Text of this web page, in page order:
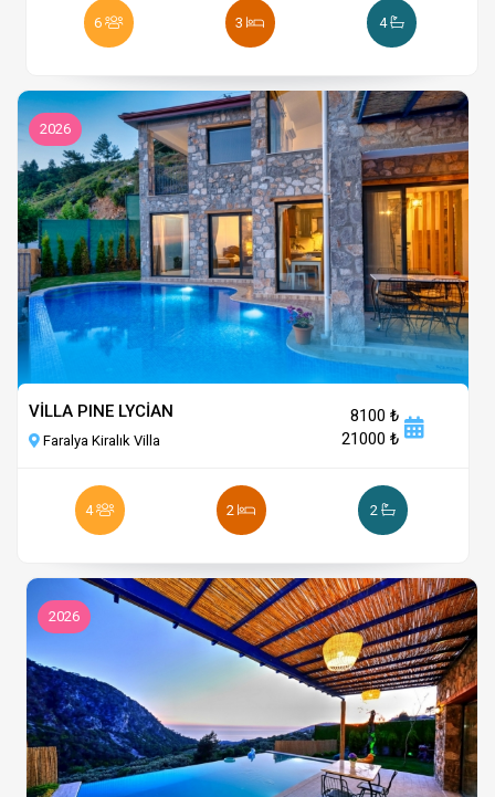
6 3 4
2026
VİLLA PINE LYCİAN
Faralya Kiralık Villa
8100 ₺
21000 ₺
4 2 2
2026